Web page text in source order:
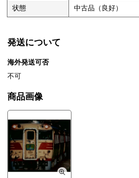
状態 中古品（良好）
発送について
海外発送可否
不可
商品画像